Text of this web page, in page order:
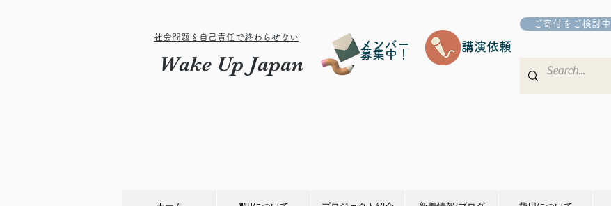
社会問題を自己責任で終わらせない
Wake Up Japan
メンバー
募集中！
講演依頼
ご寄付をご検討